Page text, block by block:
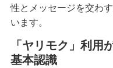
性とメッセージを交わ
います。
「ヤリモク」利用
基本認識